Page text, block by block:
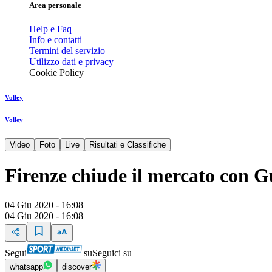
Area personale
Help e Faq
Info e contatti
Termini del servizio
Utilizzo dati e privacy
Cookie Policy
Volley
Volley
Video Foto Live Risultati e Classifiche
Firenze chiude il mercato con
04 Giu 2020 - 16:08
04 Giu 2020 - 16:08
Segui suSeguici su
whatsapp discover